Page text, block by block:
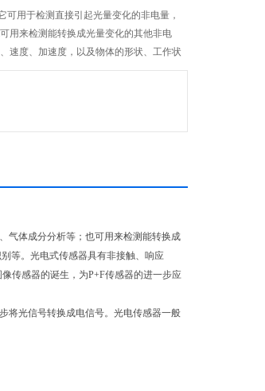
用于检测直接引起光量变化的非电量，
用来检测能转换成光量变化的其他非电
速度、加速度，以及物体的形状、工作状
气体成分分析等；也可用来检测能转换成
等。光电式传感器具有非接触、响应
传感器的诞生，为P+F传感器的进一步应
将光信号转换成电信号。光电传感器一般